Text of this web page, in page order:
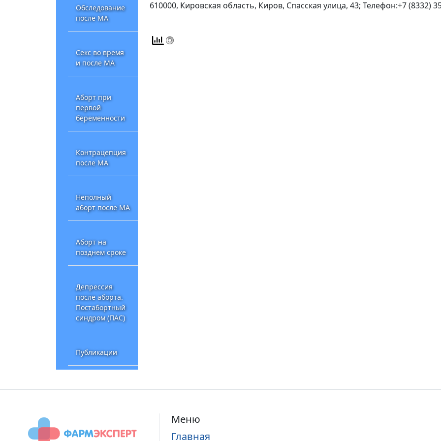
Обследование
после МА
Секс во время
и после МА
Аборт при
первой
беременности
Контрацепция
после МА
Неполный
аборт после МА
Аборт на
позднем сроке
Депрессия
после аборта.
Постабортный
синдром (ПАС)
Публикации
610000, Кировская область, Киров, Спасская улица, 43; Телефон:+7 (8332)
Меню
Главная